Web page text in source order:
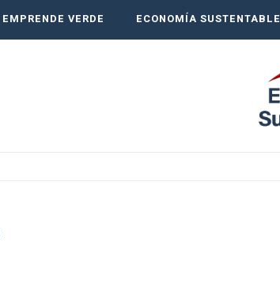
EMPRENDE VERDE ECONOMÍA SUSTENTABLE